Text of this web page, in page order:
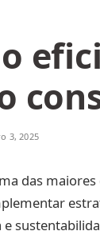
3, 2025
das